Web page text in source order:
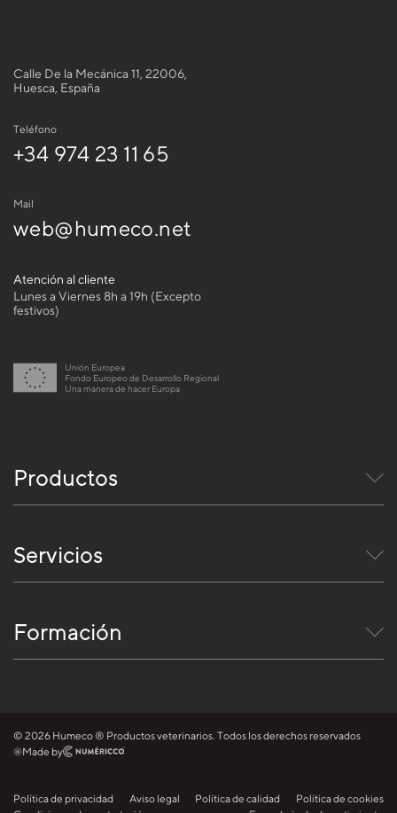
Calle De la Mecánica 11, 22006,
Huesca, España
Teléfono
+34 974 23 11 65
Mail
web@humeco.net
Atención al cliente
Lunes a Viernes 8h a 19h (Excepto
festivos)
Unión Europea
Fondo Europeo de Desarrollo Regional
Una manera de hacer Europa
Productos
Servicios
Formación
© 2026 Humeco ® Productos veterinarios. Todos los derechos reservados
Made by
Política de privacidad Aviso legal Política de calidad
Política de cookies